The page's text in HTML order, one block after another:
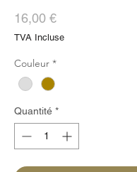
16,00 €Prix
TVA Incluse
Couleur *
Quantité *